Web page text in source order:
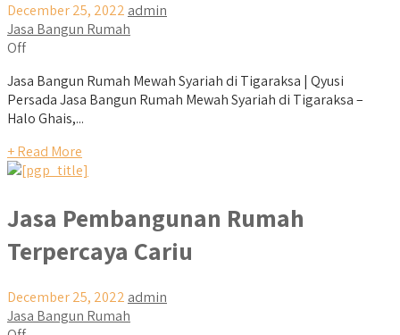
December 25, 2022 admin
Jasa Bangun Rumah
Off
Jasa Bangun Rumah Mewah Syariah di Tigaraksa | Qyusi
Persada Jasa Bangun Rumah Mewah Syariah di Tigaraksa –
Halo Ghais,...
+ Read More
Jasa Pembangunan Rumah
Terpercaya Cariu
December 25, 2022 admin
Jasa Bangun Rumah